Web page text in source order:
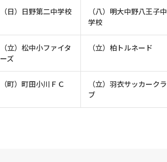
（日）日野第二中学校
（八）明大中野八王子中
学校
（立）松中小ファイタ
ーズ
（立）柏トルネード
（町）町田小川ＦＣ
（立）羽衣サッカークラ
ブ